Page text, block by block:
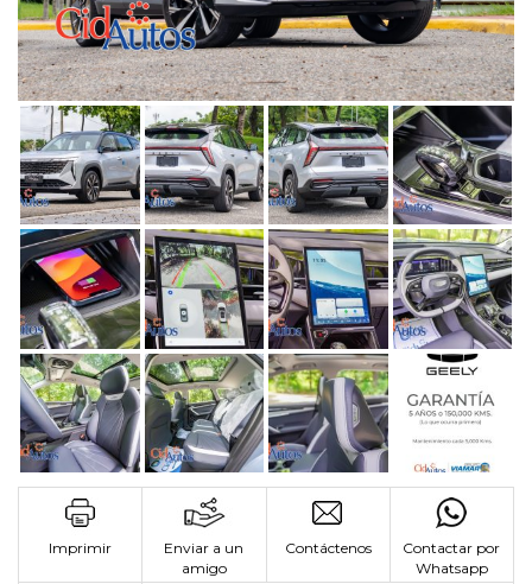
Imprimir
Enviar a un
amigo
Contáctenos
Contactar por
Whatsapp